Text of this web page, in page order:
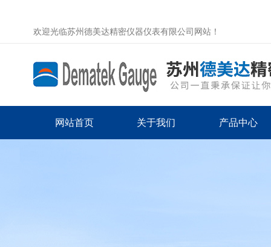
欢迎光临苏州德美达精密仪器仪表有限公司网站！
网站首页 关于我们 产品中心